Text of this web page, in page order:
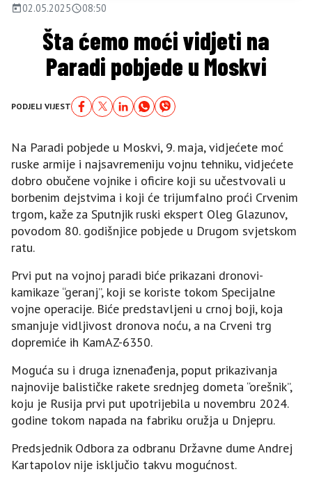
02.05.2025 08:50
Šta ćemo moći vidjeti na
Paradi pobjede u Moskvi
PODJELI VIJEST
Na Paradi pobjede u Moskvi, 9. maja, vidjećete moć
ruske armije i najsavremeniju vojnu tehniku, vidjećete
dobro obučene vojnike i oficire koji su učestvovali u
borbenim dejstvima i koji će trijumfalno proći Crvenim
trgom, kaže za Sputnjik ruski ekspert Oleg Glazunov,
povodom 80. godišnjice pobjede u Drugom svjetskom
ratu.
Prvi put na vojnoj paradi biće prikazani dronovi-
kamikaze “geranj”, koji se koriste tokom Specijalne
vojne operacije. Biće predstavljeni u crnoj boji, koja
smanjuje vidljivost dronova noću, a na Crveni trg
dopremiće ih KamAZ-6350.
Moguća su i druga iznenađenja, poput prikazivanja
najnovije balističke rakete srednjeg dometa “orešnik”,
koju je Rusija prvi put upotrijebila u novembru 2024.
godine tokom napada na fabriku oružja u Dnjepru.
Predsjednik Odbora za odbranu Državne dume Andrej
Kartapolov nije isključio takvu mogućnost.